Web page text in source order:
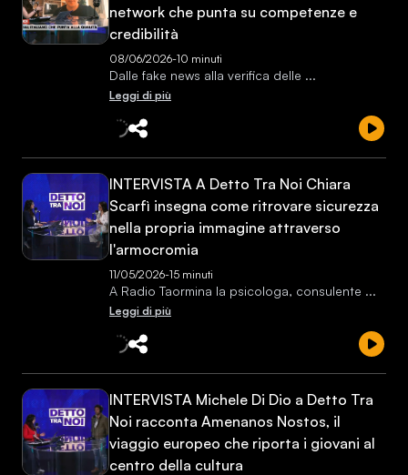
network che punta su competenze e
credibilità
08/06/2026-10 minuti
Dalle fake news alla verifica delle ...
Leggi di più
INTERVISTA A Detto Tra Noi Chiara
Scarfì insegna come ritrovare sicurezza
nella propria immagine attraverso
l'armocromia
11/05/2026-15 minuti
A Radio Taormina la psicologa, consulente ...
Leggi di più
INTERVISTA Michele Di Dio a Detto Tra
Noi racconta Amenanos Nostos, il
viaggio europeo che riporta i giovani al
centro della cultura